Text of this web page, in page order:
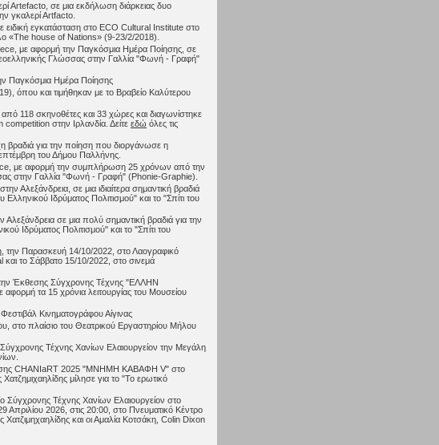
Αrtefacto, σε μια εκδήλωση διάρκειας δυο
γκαλερί Αrtfacto.
εγκατάσταση στο ΕCO Cultural Institute στο
«The house of Nations» (9-23/2/2018).
με αφορμή την Παγκόσμια Ημέρα Ποίησης, σε
Γλώσσας στην Γαλλία "Φωνή - Γραφή"
Παγκόσμια Ημέρα Ποίησης
όπου και τιμήθηκαν με το Βραβείο Καλύτερου
118 σκηνοθέτες και 33 χώρες και διαγωνίστηκε
στην Ιρλανδία. Δείτε εδώ όλες τις
βραδιά για την ποίηση που διοργάνωσε η
του Δήμου Παλλήνης.
με αφορμή την συμπλήρωση 25 χρόνων από την
στην Γαλλία "Φωνή - Γραφή" (Phonie-Graphie).
Αλεξάνδρεια, σε μια ιδιαίτερα σημαντική βραδιά
Ιδρύματος Πολιτισμού" και το "Σπίτι του
σε μια πολύ σημαντική βραδιά για την
Ιδρύματος Πολιτισμού" και το "Σπίτι του
Παρασκευή 14/10/2022, στο Λαογραφικό
το Σάββατο 15/10/2022, στο σινεμά
Έκθεσης Σύγχρονης Τέχνης "ΕΛΛΗΝ
τα 15 χρόνια λειτουργίας του Μουσείου
Κινηματογράφου Αίγινας
στο πλαίσιο του Θεατρικού Εργαστηρίου Μήλου
Τέχνης Χανίων Ελαιουργείον την Μεγάλη
CHANIaRT 2025 "ΜΝΗΜΗ ΚΑΒΑΦΗ V" στο
μίλησε για το "Το ερωτικό
Τέχνης Χανίων Ελαιουργείον στο
2026, στις 20:00, στο Πνευματικό Κέντρο
και οι Αμαλία Κοτσάκη, Colin Dixon